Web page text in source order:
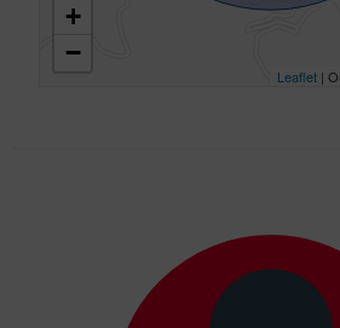
+
−
Leaflet|